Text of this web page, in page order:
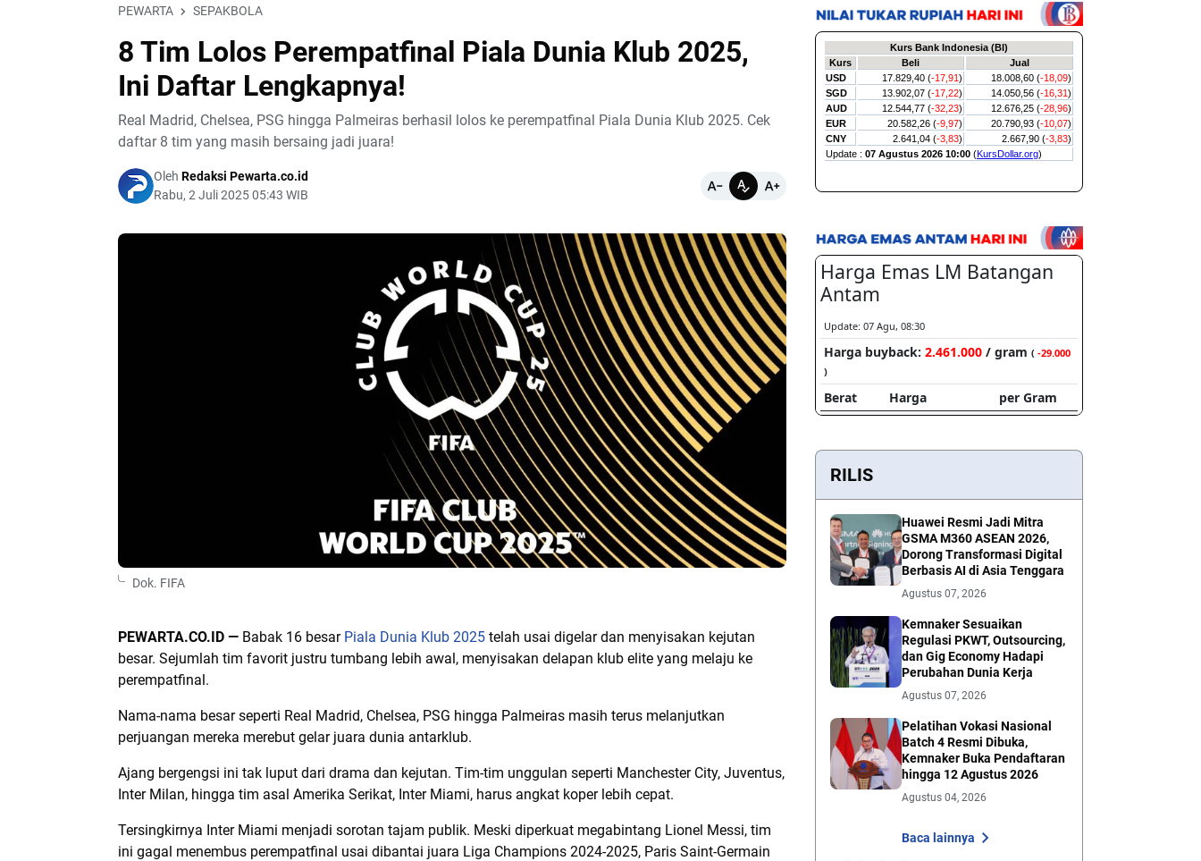
PEWARTA SEPAKBOLA
8 Tim Lolos Perempatfinal Piala Dunia Klub 2025,
Ini Daftar Lengkapnya!
Real Madrid, Chelsea, PSG hingga Palmeiras berhasil lolos ke perempatfinal Piala Dunia Klub 2025. Cek
daftar 8 tim yang masih bersaing jadi juara!
Oleh Redaksi Pewarta.co.id
Rabu, 2 Juli 2025 05:43 WIB
Dok. FIFA
PEWARTA.CO.ID — Babak 16 besar Piala Dunia Klub 2025 telah usai digelar dan menyisakan kejutan
besar. Sejumlah tim favorit justru tumbang lebih awal, menyisakan delapan klub elite yang melaju ke
perempatfinal.
Nama-nama besar seperti Real Madrid, Chelsea, PSG hingga Palmeiras masih terus melanjutkan
perjuangan mereka merebut gelar juara dunia antarklub.
Ajang bergengsi ini tak luput dari drama dan kejutan. Tim-tim unggulan seperti Manchester City, Juventus,
Inter Milan, hingga tim asal Amerika Serikat, Inter Miami, harus angkat koper lebih cepat.
Tersingkirnya Inter Miami menjadi sorotan tajam publik. Meski diperkuat megabintang Lionel Messi, tim
ini gagal menembus perempatfinal usai dibantai juara Liga Champions 2024-2025, Paris Saint-Germain
RILIS
Huawei Resmi Jadi Mitra
GSMA M360 ASEAN 2026,
Dorong Transformasi Digital
Berbasis AI di Asia Tenggara
Agustus 07, 2026
Kemnaker Sesuaikan
Regulasi PKWT, Outsourcing,
dan Gig Economy Hadapi
Perubahan Dunia Kerja
Agustus 07, 2026
Pelatihan Vokasi Nasional
Batch 4 Resmi Dibuka,
Kemnaker Buka Pendaftaran
hingga 12 Agustus 2026
Agustus 04, 2026
Baca lainnya